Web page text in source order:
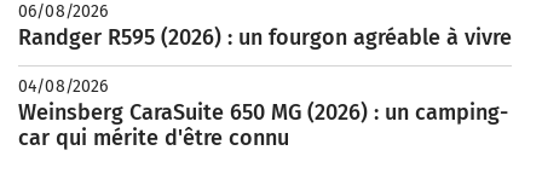
06/08/2026
Randger R595 (2026) : un fourgon agréable à vivre
04/08/2026
Weinsberg CaraSuite 650 MG (2026) : un camping-
car qui mérite d'être connu